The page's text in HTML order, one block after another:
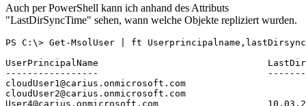
Auch per PowerShell kann ich anhand des Attributs
"LastDirSyncTime" sehen, wann welche Objekte repliziert wurden.
PS C:\> Get-MsolUser | ft
UserPrincipalName
-----------------
cloudUser1@carius.onmicrosoft.com
cloudUser2@carius.onmicrosoft.com
User4@carius.onmicrosoft.com